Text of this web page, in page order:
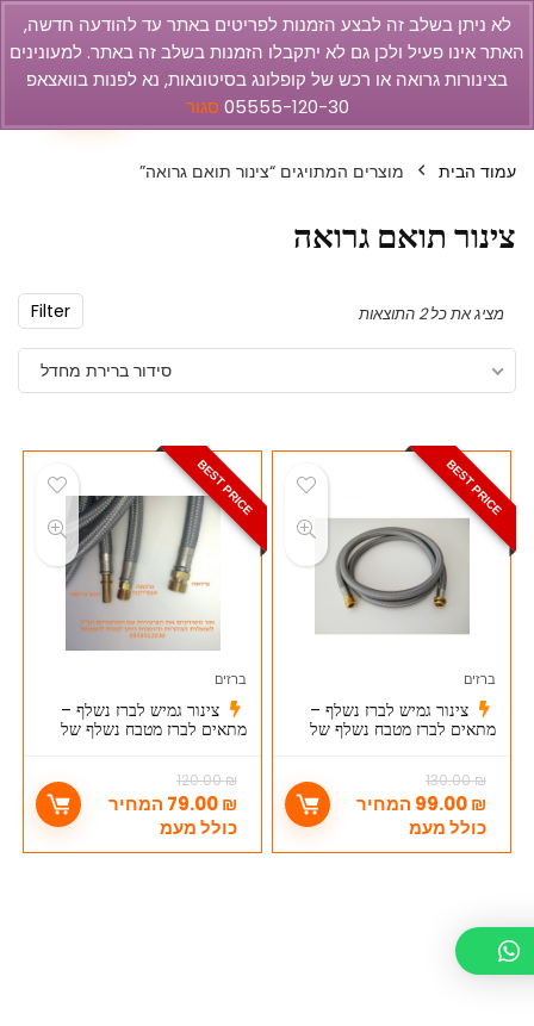
0
עמוד הבית מוצרים המתויגים “צינור תואם גרואה”
צינור תואם גרואה
Filter מציג את כל 2 התוצאות
סידור ברירת מחדל
BEST PRICE
ברזים
צינור גמיש לברז נשלף –
מתאים לברז מטבח נשלף של
130.00₪
99.00₪
המחיר
כולל מעמ
BEST PRICE
ברזים
צינור גמיש לברז נשלף –
מתאים לברז מטבח נשלף של
120.00₪
79.00₪
המחיר
כולל מעמ
לא ניתן בשלב זה לבצע הזמנות לפריטים באתר עד להודעה חדשה,
האתר אינו פעיל ולכן גם לא יתקבלו הזמנות בשלב זה באתר. למעונינים
בצינורות גרואה או רכש של קופלונג בסיטונאות, נא לפנות בוואצאפ
05555-120-30 סגור